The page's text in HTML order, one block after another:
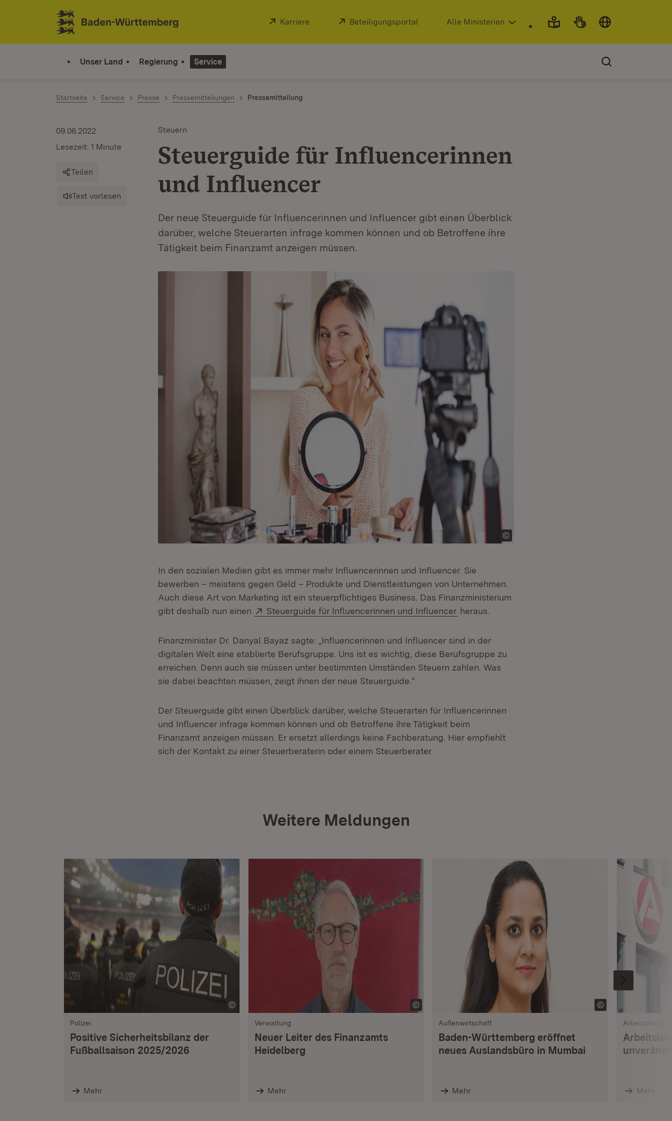
Zum Inhalt springen
Link zur Startseite
Extern:
Karriere (Öffnet in neuem Fenster)
Extern:
Beteiligungsportal (Öffnet in neuem Fenster)
Alle Ministerien
Unser Land Regierung Service
Startseite Service Presse Pressemitteilungen Pressemitteilung
Steuern
Steuerguide für Influencerinnen
und Influencer
Der neue Steuerguide für Influencerinnen und Influencer gibt einen Überblick
darüber, welche Steuerarten infrage kommen können und ob Betroffene ihre
Tätigkeit beim Finanzamt anzeigen müssen.
09.06.2022
Lesezeit: 1 Minute
Teilen
Text vorlesen
In den sozialen Medien gibt es immer mehr Influencerinnen und Influencer. Sie
bewerben – meistens gegen Geld – Produkte und Dienstleistungen von Unternehmen.
Auch diese Art von Marketing ist ein steuerpflichtiges Business. Das Finanzministerium
gibt deshalb nun einen
Extern:
Steuerguide für Influencerinnen und Influencer (Öffnet in neuem Fenster)
heraus.
Finanzminister Dr. Danyal Bayaz sagte: „Influencerinnen und Influencer sind in der
digitalen Welt eine etablierte Berufsgruppe. Uns ist es wichtig, diese Berufsgruppe zu
erreichen. Denn auch sie müssen unter bestimmten Umständen Steuern zahlen. Was
sie dabei beachten müssen, zeigt ihnen der neue Steuerguide.“
Der Steuerguide gibt einen Überblick darüber, welche Steuerarten für Influencerinnen
und Influencer infrage kommen können und ob Betroffene ihre Tätigkeit beim
Finanzamt anzeigen müssen. Er ersetzt allerdings keine Fachberatung. Hier empfiehlt
sich der Kontakt zu einer Steuerberaterin oder einem Steuerberater.
Weitere Meldungen
Polizei
Positive Sicherheitsbilanz der
Fußballsaison 2025/2026
Mehr
Verwaltung
Neuer Leiter des Finanzamts
Heidelberg
Mehr
Außenwirtschaft
Baden-Württemberg eröffnet
neues Auslandsbüro in Mumbai
Mehr
Arbeitsmarkt
Mehr